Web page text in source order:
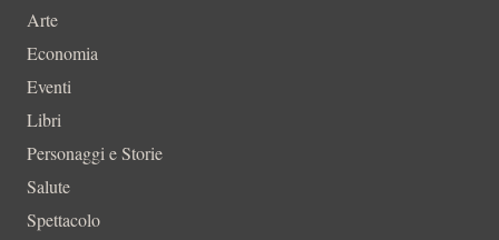
Arte
Economia
Eventi
Libri
Personaggi e Storie
Salute
Spettacolo